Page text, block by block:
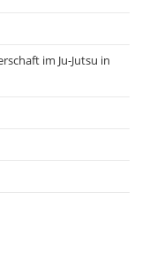
im Ju-Jutsu in